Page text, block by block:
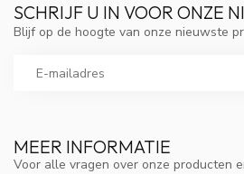
MEER INFORMATIE
Voor alle vragen over onze producten
SCHRIJF U IN VOOR ONZE
Blijf op de hoogte van onze nieuwste